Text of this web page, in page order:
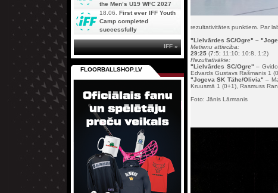
rezultativitātes punktiem. Par
"Lielvārdes SC/Ogre" – "
Metienu attiecība:
29:25 (7:5; 11:10; 10:8, 1:2)
Rezultatīvākie:
"Lielvārdes SC/Ogre" –
Edvards Gustavs Rašmanis 1
"Jogeva SK Tähe/Olivia" –
Kruusmā 1 (0+1), Rasmuss
Foto: Jānis Lārmanis
the Men’s U19 WFC 2027
18.06. First ever IFF Youth
Camp completed
successfully
IFF »
FLOORBALLSHOP.LV